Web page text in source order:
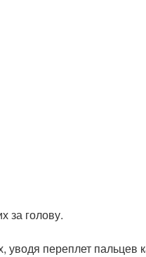
за голову.
уводя переплет